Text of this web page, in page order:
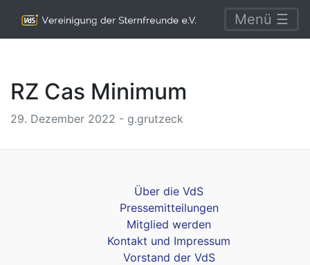
Menü ☰
RZ Cas Minimum
29. Dezember 2022 - g.grutzeck
Über die VdS
Pressemitteilungen
Mitglied werden
Kontakt und Impressum
Vorstand der VdS